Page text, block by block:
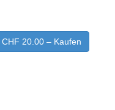
CHF 20.00 – Kaufen